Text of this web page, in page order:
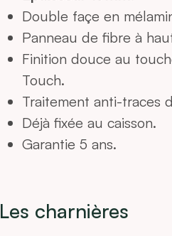
Double façe en
Panneau de fibre à
Finition douce au
Touch.
Traitement anti-traces
Déjà fixée au caisson.
Garantie 5 ans.
Les charnières